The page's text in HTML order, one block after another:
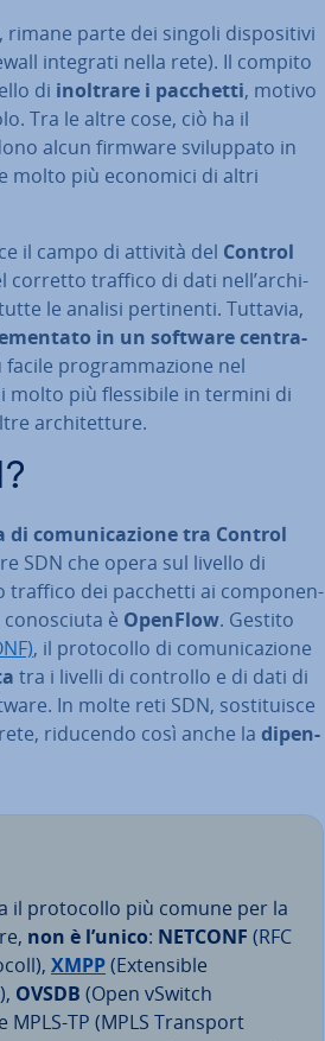
rimane parte dei singoli di­spo­si­ti­vi
integrati nella rete). Il compito
di inoltrare i pacchetti, motivo
Tra le altre cose, ciò ha il
alcun firmware svi­lup­pa­to in
molto più economici di altri
il campo di attività del Control
corretto traffico di dati nell’ar­chi­
le analisi per­ti­nen­ti. Tuttavia,
in un software cen­tra­
pro­gram­ma­zio­ne nel
molto più fles­si­bi­le in termini di
ar­chi­tet­tu­re.
di co­mu­ni­ca­zio­ne tra Control
SDN che opera sul livello di
dei pacchetti ai com­po­nen­
è OpenFlow. Gestito
, il pro­to­col­lo di co­mu­ni­ca­zio­ne
tra i livelli di controllo e di dati di
In molte reti SDN, so­sti­tui­sce
riducendo così anche la di­pen­
il pro­to­col­lo più comune per la
non è l’unico: NETCONF (RFC
XMPP(Ex­ten­si­ble
OVSDB (Open vSwitch
TP (MPLS Transport